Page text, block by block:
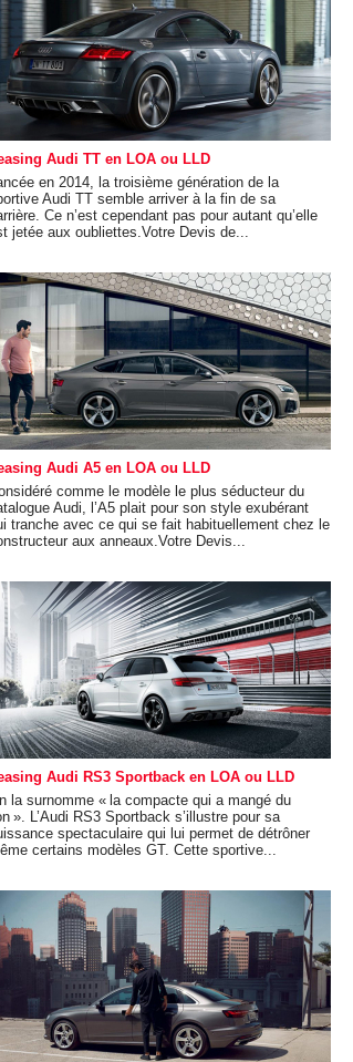
Audi TT en LOA ou LLD
en 2014, la troisième génération de la
Audi TT semble arriver à la fin de sa
Ce n’est cependant pas pour autant qu’elle
jetée aux oubliettes.Votre Devis de...
Audi A5 en LOA ou LLD
comme le modèle le plus séducteur du
Audi, l’A5 plait pour son style exubérant
tranche avec ce qui se fait habituellement chez le
aux anneaux.Votre Devis...
Audi RS3 Sportback en LOA ou LLD
la surnomme « la compacte qui a mangé du
». L’Audi RS3 Sportback s’illustre pour sa
spectaculaire qui lui permet de détrôner
certains modèles GT. Cette sportive...